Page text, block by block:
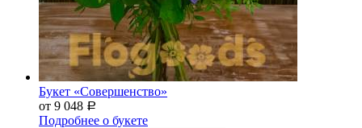
Букет «Совершенство»
от 9 048 Р
Подробнее о букете